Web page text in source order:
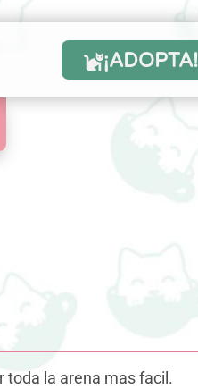
¡ADOPTA!
toda la arena mas facil.